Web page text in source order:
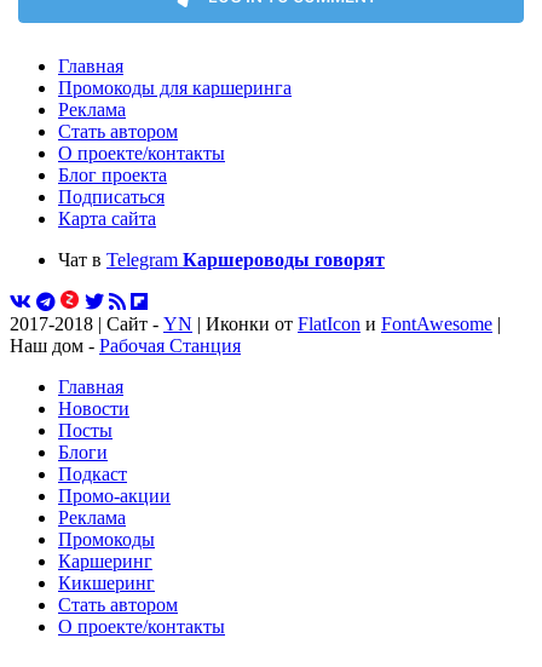
Главная
Промокоды для каршеринга
Реклама
Стать автором
О проекте/контакты
Блог проекта
Подписаться
Карта сайта
Чат в Telegram Каршероводы говорят
2017-2018 | Сайт - YN | Иконки от FlatIcon и FontAwesome |
Наш дом - Рабочая Станция
Главная
Новости
Посты
Блоги
Подкаст
Промо-акции
Реклама
Промокоды
Каршеринг
Кикшеринг
Стать автором
О проекте/контакты